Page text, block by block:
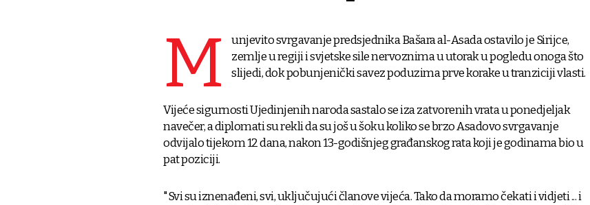
M
unjevito svrgavanje predsjednika Bašara al-Asada ostavilo je Sirijce,
zemlje u regiji i svjetske sile nervoznima u utorak u pogledu onoga što
slijedi, dok pobunjenički savez poduzima prve korake u tranziciji vlasti.
Vijeće sigurnosti Ujedinjenih naroda sastalo se iza zatvorenih vrata u ponedjeljak
navečer, a diplomati su rekli da su još u šoku koliko se brzo Asadovo svrgavanje
odvijalo tijekom 12 dana, nakon 13-godišnjeg građanskog rata koji je godinama bio u
pat poziciji.
"Svi su iznenađeni, svi, uključujući članove vijeća. Tako da moramo čekati i vidjeti ... i